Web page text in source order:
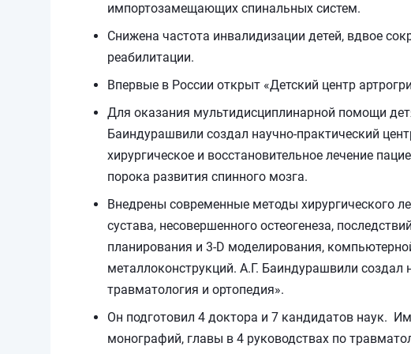
импортозамещающих спинальных систем.
Снижена частота инвалидизации детей, вдвое
реабилитации.
Впервые в России открыт «Детский центр
Для оказания мультидисциплинарной помощи
Баиндурашвили создал научно-практический
хирургическое и восстановительное лечение
порока развития спинного мозга.
Внедрены современные методы хирургического
сустава, несовершенного остеогенеза,
планирования и 3-D моделирования,
металлоконструкций. А.Г. Баиндурашвили создал
травматология и ортопедия».
Он подготовил 4 доктора и 7 кандидатов наук.
монографий, главы в 4 руководствах по